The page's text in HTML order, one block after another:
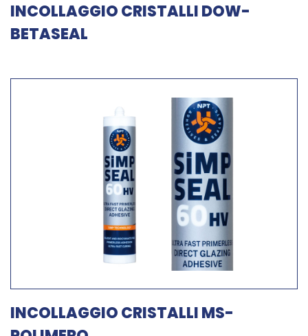
INCOLLAGGIO CRISTALLI DOW-
BETASEAL
INCOLLAGGIO CRISTALLI MS-